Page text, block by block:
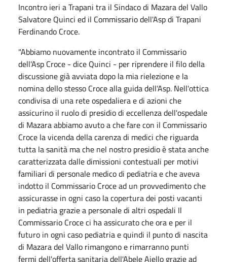
Incontro ieri a Trapani tra il Sindaco di Mazara del Vallo
Salvatore Quinci ed il Commissario dell'Asp di Trapani
Ferdinando Croce.
"Abbiamo nuovamente incontrato il Commissario
dell'Asp Croce - dice Quinci - per riprendere il filo della
discussione già avviata dopo la mia rielezione e la
nomina dello stesso Croce alla guida dell'Asp. Nell'ottica
condivisa di una rete ospedaliera e di azioni che
assicurino il ruolo di presidio di eccellenza dell'ospedale
di Mazara abbiamo avuto a che fare con il Commissario
Croce la vicenda della carenza di medici che riguarda
tutta la sanità ma che nel nostro presidio è stata anche
caratterizzata dalle dimissioni contestuali per motivi
familiari di personale medico di pediatria e che aveva
indotto il Commissario Croce ad un provvedimento che
assicurasse in ogni caso la copertura dei posti vacanti
in pediatria grazie a personale di altri ospedali Il
Commissario Croce ci ha assicurato che ora e per il
futuro in ogni caso pediatria e quindi il punto di nascita
di Mazara del Vallo rimangono e rimarranno punti
fermi dell'offerta sanitaria dell'Abele Ajello grazie ad